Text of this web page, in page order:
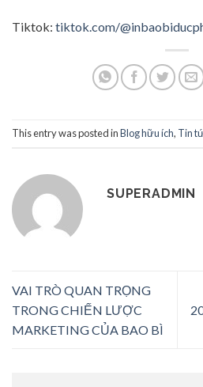
Tiktok: tiktok.com/
This entry was posted inBlog hữu ích, Tin
SUPERADMIN
VAI TRÒ QUAN TRỌNG
TRONG CHIẾN LƯỢC
MARKETING CỦA BAO BÌ